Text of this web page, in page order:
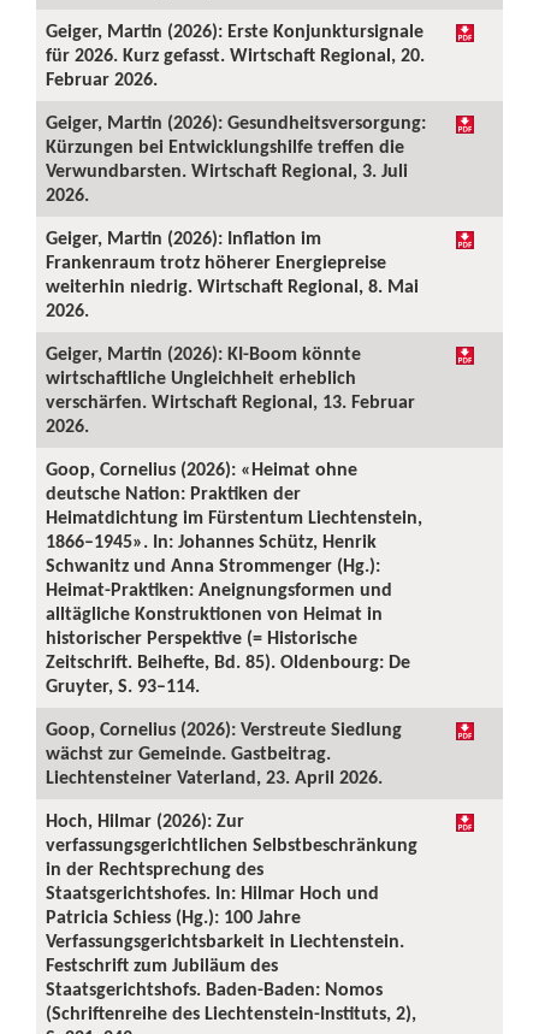
Geiger, Martin (2026): Erste Konjunktursignale
für 2026. Kurz gefasst. Wirtschaft Regional, 20.
Februar 2026.
Geiger, Martin (2026): Gesundheitsversorgung:
Kürzungen bei Entwicklungshilfe treffen die
Verwundbarsten. Wirtschaft Regional, 3. Juli
2026.
Geiger, Martin (2026): Inflation im
Frankenraum trotz höherer Energiepreise
weiterhin niedrig. Wirtschaft Regional, 8. Mai
2026.
Geiger, Martin (2026): KI-Boom könnte
wirtschaftliche Ungleichheit erheblich
verschärfen. Wirtschaft Regional, 13. Februar
2026.
Goop, Cornelius (2026): «Heimat ohne
deutsche Nation: Praktiken der
Heimatdichtung im Fürstentum Liechtenstein,
1866–1945». In: Johannes Schütz, Henrik
Schwanitz und Anna Strommenger (Hg.):
Heimat-Praktiken: Aneignungsformen und
alltägliche Konstruktionen von Heimat in
historischer Perspektive (= Historische
Zeitschrift. Beihefte, Bd. 85). Oldenbourg: De
Gruyter, S. 93–114.
Goop, Cornelius (2026): Verstreute Siedlung
wächst zur Gemeinde. Gastbeitrag.
Liechtensteiner Vaterland, 23. April 2026.
Hoch, Hilmar (2026): Zur
verfassungsgerichtlichen Selbstbeschränkung
in der Rechtsprechung des
Staatsgerichtshofes. In: Hilmar Hoch und
Patricia Schiess (Hg.): 100 Jahre
Verfassungsgerichtsbarkeit in Liechtenstein.
Festschrift zum Jubiläum des
Staatsgerichtshofs. Baden-Baden: Nomos
(Schriftenreihe des Liechtenstein-Instituts, 2),